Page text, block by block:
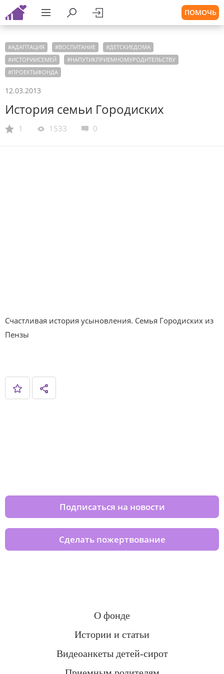
ПОМОЧЬ
#АДАПТАЦИЯ #ВОСПИТАНИЕ #ДЕТСКИЕДОМА
#ИСТОРИИСЕМЕЙ #НАПУТИКПРИЕМНОМУРОДИТЕЛЬСТВУ
#ПРОЕКТЫФОНДА
12.03.2013
История семьи Городиских
1 1533 0
Cчастливая история усыновления. Семья Городиских из
Пензы
Подписаться на новости
Сделать пожертвование
О фонде
Истории и статьи
Видеоанкеты детей-сирот